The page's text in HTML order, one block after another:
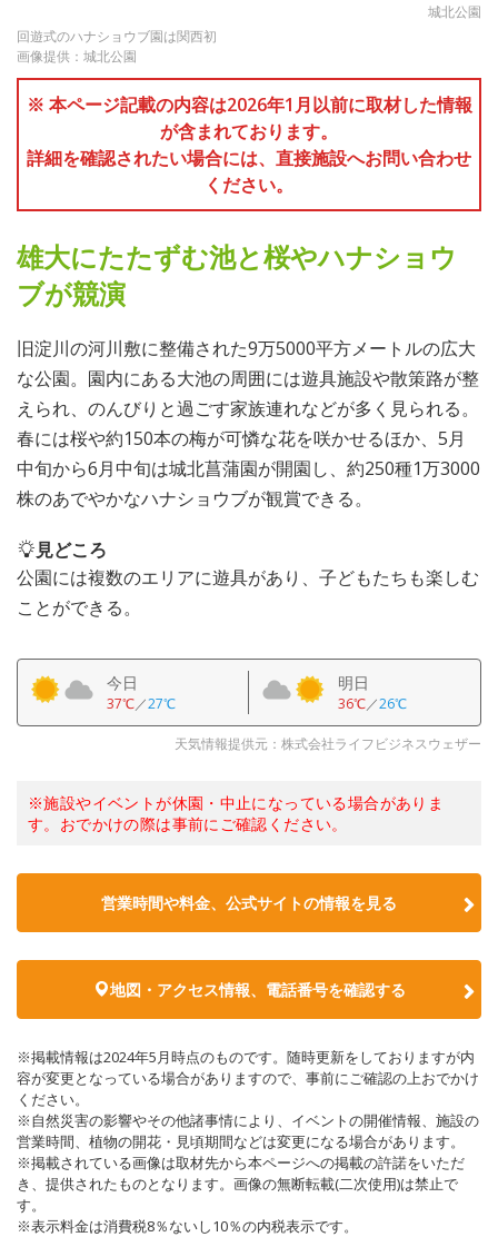
城北公園
回遊式のハナショウブ園は関西初
画像提供：城北公園
※ 本ページ記載の内容は2026年1月以前に取材した情報
が含まれております。
詳細を確認されたい場合には、直接施設へお問い合わせ
ください。
雄大にたたずむ池と桜やハナショウ
ブが競演
旧淀川の河川敷に整備された9万5000平方メートルの広大
な公園。園内にある大池の周囲には遊具施設や散策路が整
えられ、のんびりと過ごす家族連れなどが多く見られる。
春には桜や約150本の梅が可憐な花を咲かせるほか、5月
中旬から6月中旬は城北菖蒲園が開園し、約250種1万3000
株のあでやかなハナショウブが観賞できる。
見どころ
公園には複数のエリアに遊具があり、子どもたちも楽しむ
ことができる。
今日
37℃／27℃
明日
36℃／26℃
天気情報提供元：株式会社ライフビジネスウェザー
※施設やイベントが休園・中止になっている場合がありま
す。おでかけの際は事前にご確認ください。
営業時間や料金、公式サイトの情報を見る
地図・アクセス情報、電話番号を確認する
※掲載情報は2024年5月時点のものです。随時更新をしておりますが内
容が変更となっている場合がありますので、事前にご確認の上おでかけ
ください。
※自然災害の影響やその他諸事情により、イベントの開催情報、施設の
営業時間、植物の開花・見頃期間などは変更になる場合があります。
※掲載されている画像は取材先から本ページへの掲載の許諾をいただ
き、提供されたものとなります。画像の無断転載(二次使用)は禁止で
す。
※表示料金は消費税8％ないし10％の内税表示です。